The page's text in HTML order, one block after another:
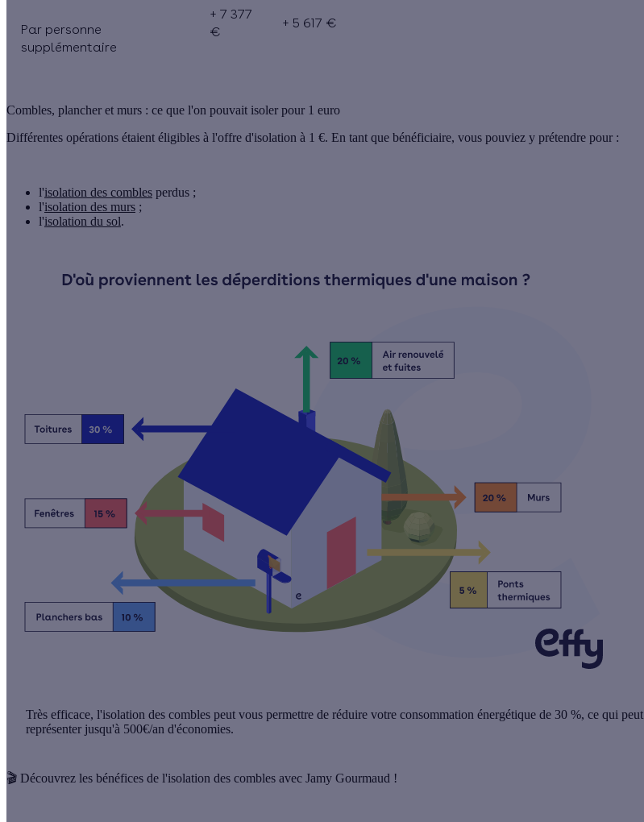
Par personne
supplémentaire
+ 7 377
€
+ 5 617 €
Combles, plancher et murs : ce que l'on pouvait isoler pour 1 euro
Différentes opérations étaient éligibles à l'offre d'isolation à 1 €. En tant que bénéficiaire, vous pouviez y prétendre pour :
l'isolation des combles perdus ;
l'isolation des murs ;
l'isolation du sol.
Très efficace, l'isolation des combles peut vous permettre de réduire votre consommation énergétique de 30 %, ce qui peut
représenter jusqu'à 500€/an d'économies.
🎬 Découvrez les bénéfices de l'isolation des combles avec Jamy Gourmaud !